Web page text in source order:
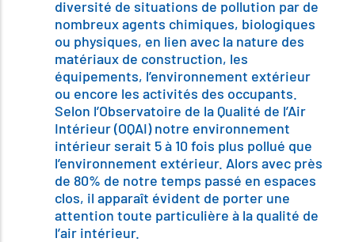
diversité de situations de pollution par de
nombreux agents chimiques, biologiques
ou physiques, en lien avec la nature des
matériaux de construction, les
équipements, l’environnement extérieur
ou encore les activités des occupants.
Selon l’Observatoire de la Qualité de l’Air
Intérieur (OQAI) notre environnement
intérieur serait 5 à 10 fois plus pollué que
l’environnement extérieur. Alors avec près
de 80% de notre temps passé en espaces
clos, il apparaît évident de porter une
attention toute particulière à la qualité de
l’air intérieur.